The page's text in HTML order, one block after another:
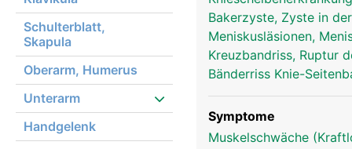
Schulterblatt,
Skapula
Oberarm, Humerus
Unterarm
Handgelenk
sich dabei
Bänder in Position
Bakerzyste, Zyste in
Meniskusläsionen,
Kreuzbandriss, Ruptur
Bänderriss Knie-
Symptome
Muskelschwäche